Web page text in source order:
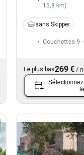
15,8 km)
sans Skipper
Couchettes 9
Le plus bas269 € /